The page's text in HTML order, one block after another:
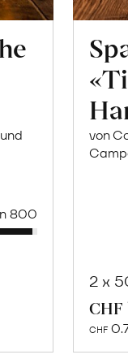
800
von
2 x
CHF
CHF